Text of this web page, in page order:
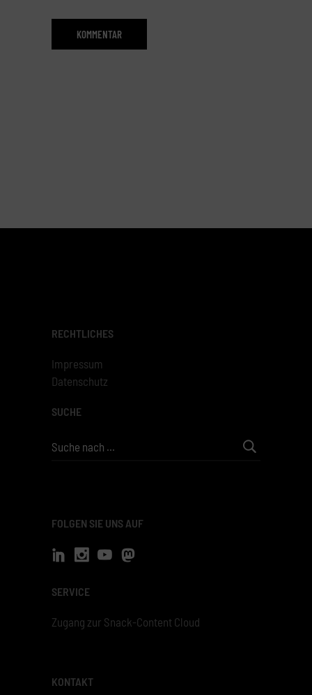
RECHTLICHES
Impressum
Datenschutz
SUCHE
Search
FOLGEN SIE UNS AUF
SERVICE
Zugang zur Snack-Content Cloud
KONTAKT